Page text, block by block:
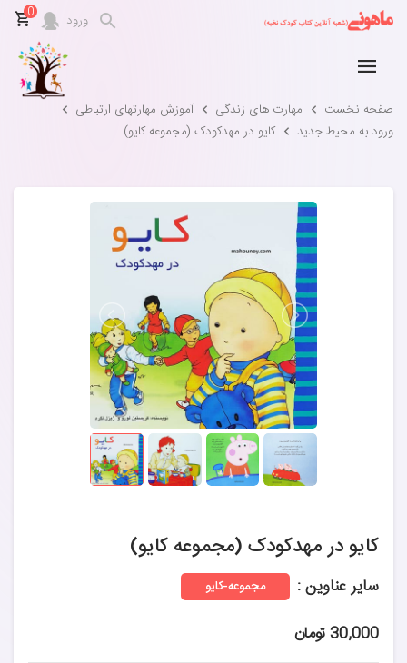
ورود 0
صفحه نخست مهارت های زندگی
آموزش مهارتهای ارتباطی
ورود به محیط جدید
کایو در مهدکودک (مجموعه کایو)
کایو در مهدکودک (مجموعه کایو)
سایر عناوین : مجموعه-کایو
30,000 تومان